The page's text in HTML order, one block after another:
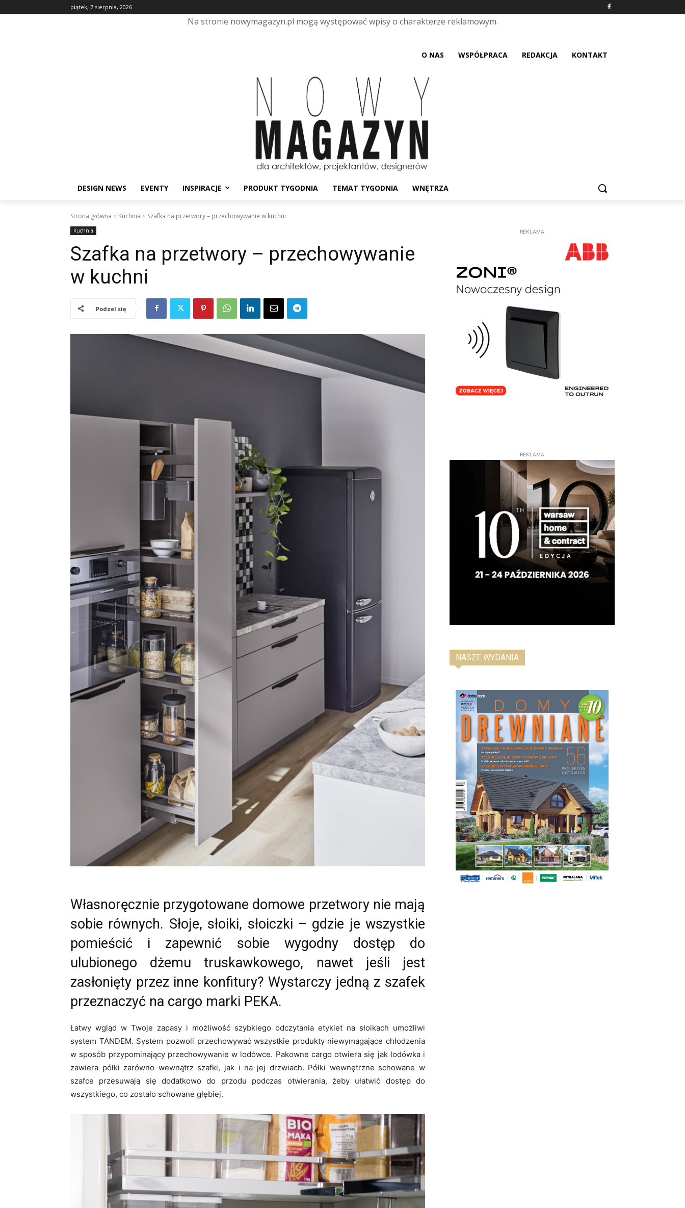
piątek, 7 sierpnia, 2026
Na stronie nowymagazyn.pl mogą występować wpisy o charakterze reklamowym.
O NAS WSPÓŁPRACA REDAKCJA KONTAKT
DESIGN NEWS EVENTY INSPIRACJE PRODUKT TYGODNIA TEMAT TYGODNIA WNĘTRZA
Strona główna Kuchnia Szafka na przetwory – przechowywanie w kuchni
Kuchnia
Szafka na przetwory – przechowywanie
w kuchni
Podzel się
Własnoręcznie przygotowane domowe przetwory nie mają
sobie równych. Słoje, słoiki, słoiczki – gdzie je wszystkie
pomieścić i zapewnić sobie wygodny dostęp do
ulubionego dżemu truskawkowego, nawet jeśli jest
zasłonięty przez inne konfitury? Wystarczy jedną z szafek
przeznaczyć na cargo marki PEKA.
Łatwy wgląd w Twoje zapasy i możliwość szybkiego odczytania etykiet na słoikach umożliwi
system TANDEM. System pozwoli przechowywać wszystkie produkty niewymagające chłodzenia
w sposób przypominający przechowywanie w lodówce. Pakowne cargo otwiera się jak lodówka i
zawiera półki zarówno wewnątrz szafki, jak i na jej drzwiach. Półki wewnętrzne schowane w
szafce przesuwają się dodatkowo do przodu podczas otwierania, żeby ułatwić dostęp do
wszystkiego, co zostało schowane głębiej.
REKLAMA
REKLAMA
NASZE WYDANIA